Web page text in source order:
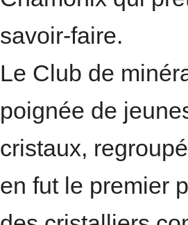
savoir-faire.
Le Club de
poignée de
cristaux,
en fut le premier